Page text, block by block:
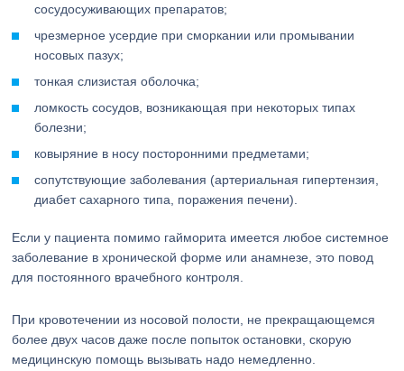
сосудосуживающих препаратов;
чрезмерное усердие при сморкании или промывании
носовых пазух;
тонкая слизистая оболочка;
ломкость сосудов, возникающая при некоторых типах
болезни;
ковыряние в носу посторонними предметами;
сопутствующие заболевания (артериальная гипертензия,
диабет сахарного типа, поражения печени).
Если у пациента помимо гайморита имеется любое системное
заболевание в хронической форме или анамнезе, это повод
для постоянного врачебного контроля.
При кровотечении из носовой полости, не прекращающемся
более двух часов даже после попыток остановки, скорую
медицинскую помощь вызывать надо немедленно.